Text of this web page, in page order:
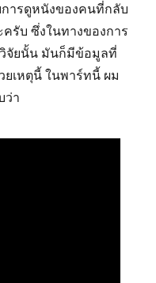
ารดูหนังของคนที่กลับ
รับ ซึ่งในทางของการ
จัยนั้น มันก็มีข้อมูลที่
ยเหตุนี้ ในพาร์ทนี้ ผม
ว่า